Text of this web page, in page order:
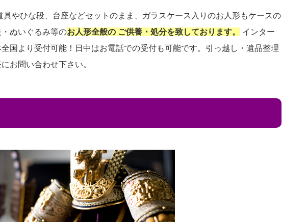
やひな段、台座などセットのまま、ガラスケース入りのお人形もケースの
ぬいぐるみ等のお人形全般の ご供養・処分を致しております。
インター
国より受付可能！日中はお電話での受付も可能です。引っ越し・遺品整理
お問い合わせ下さい。